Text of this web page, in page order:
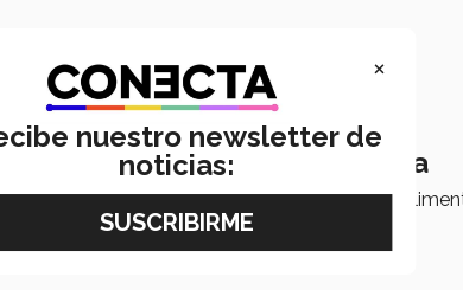
proteína para arrancar el día
del Tec Campus Querétaro comparte 5
una dieta balanceada.
×
nuestro newsletter de
noticias: